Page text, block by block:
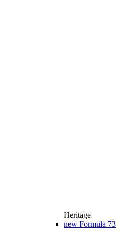
Heritage
new Formula 73